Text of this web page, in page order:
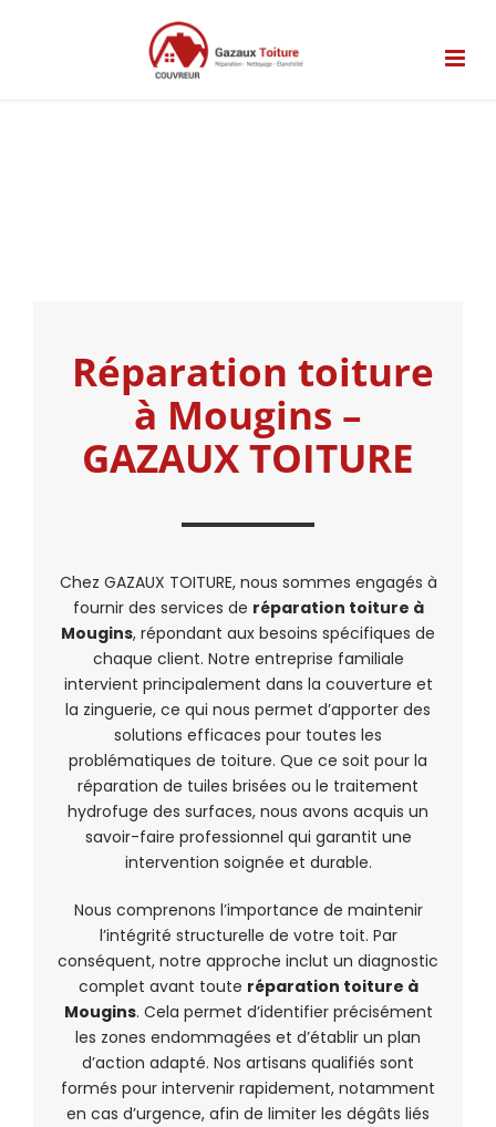
Réparation toiture
à Mougins –
GAZAUX TOITURE
Chez GAZAUX TOITURE, nous sommes engagés à
fournir des services de réparation toiture à
Mougins, répondant aux besoins spécifiques de
chaque client. Notre entreprise familiale
intervient principalement dans la couverture et
la zinguerie, ce qui nous permet d’apporter des
solutions efficaces pour toutes les
problématiques de toiture. Que ce soit pour la
réparation de tuiles brisées ou le traitement
hydrofuge des surfaces, nous avons acquis un
savoir-faire professionnel qui garantit une
intervention soignée et durable.
Nous comprenons l’importance de maintenir
l’intégrité structurelle de votre toit. Par
conséquent, notre approche inclut un diagnostic
complet avant toute réparation toiture à
Mougins. Cela permet d’identifier précisément
les zones endommagées et d’établir un plan
d’action adapté. Nos artisans qualifiés sont
formés pour intervenir rapidement, notamment
en cas d’urgence, afin de limiter les dégâts liés